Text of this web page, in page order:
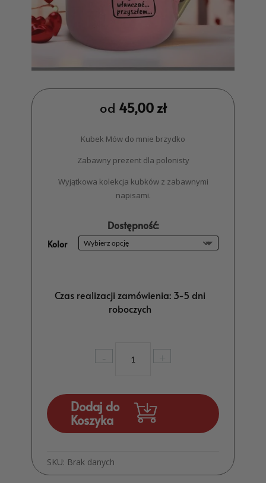
od 45,00zł
Kubek Mów do mnie brzydko
Zabawny prezent dla polonisty
Wyjątkowa kolekcja kubków z zabawnymi
napisami.
Dostępność:
Kolor
Czas realizacji zamówienia: 3-5 dni
roboczych
-
Kubek
mnie
brzydko
Zabawny
+
Dodaj do
Koszyka
SKU: Brak danych